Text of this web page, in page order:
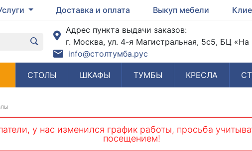
Доставка и оплата Выкуп мебели
Адрес пункта выдачи заказов:
г. Москва, ул. 4-я Магистральная, 5с5, БЦ «На
info@столтумба.рус
СТОЛЫ ШКАФЫ ТУМБЫ КРЕСЛА
у нас изменился график работы, просьба
посещением!